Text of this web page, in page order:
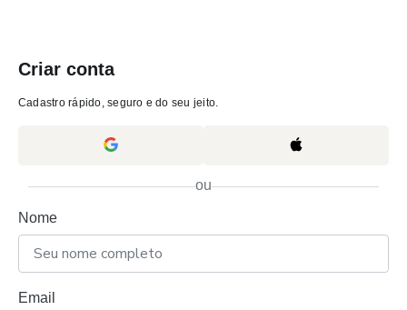
Criar conta
Cadastro rápido, seguro e do seu jeito.
ou
Nome
Email